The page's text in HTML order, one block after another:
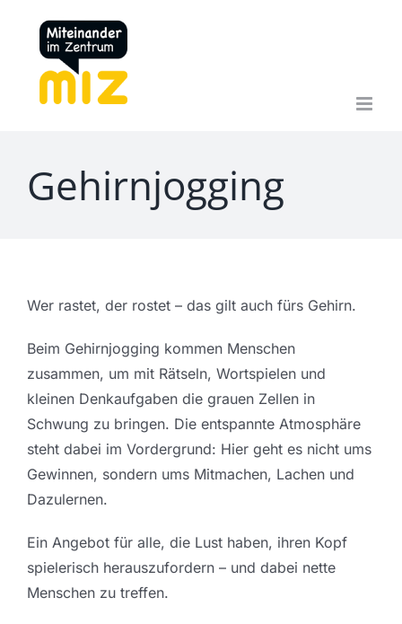
springen
Gehirnjogging
Wer rastet, der rostet – das gilt auch fürs Gehirn.
Beim Gehirnjogging kommen Menschen
zusammen, um mit Rätseln, Wortspielen und
kleinen Denkaufgaben die grauen Zellen in
Schwung zu bringen. Die entspannte Atmosphäre
steht dabei im Vordergrund: Hier geht es nicht ums
Gewinnen, sondern ums Mitmachen, Lachen und
Dazulernen.
Ein Angebot für alle, die Lust haben, ihren Kopf
spielerisch herauszufordern – und dabei nette
Menschen zu treffen.